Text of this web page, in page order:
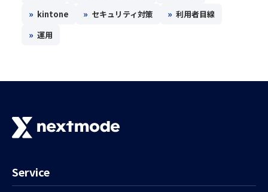
» kintone » セキュリティ対策 » 利用者目線
» 運用
Service